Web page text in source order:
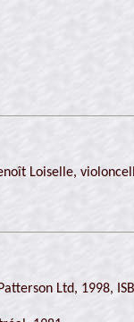
Loiselle,
Ltd, 1998,